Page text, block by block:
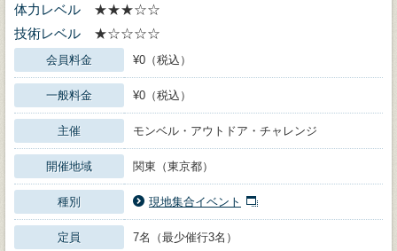
体力レベル
★★★☆☆
技術レベル
★☆☆☆☆
会員料金 ¥0（税込）
一般料金 ¥0（税込）
主催 モンベル・アウトドア・チャレンジ
開催地域 関東（東京都）
種別 現地集合イベント
定員 7名（最少催行3名）